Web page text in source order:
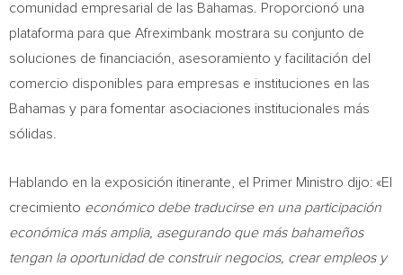
comunidad empresarial de las Bahamas. Proporcionó una
plataforma para que Afreximbank mostrara su conjunto de
soluciones de financiación, asesoramiento y facilitación del
comercio disponibles para empresas e instituciones en las
Bahamas y para fomentar asociaciones institucionales más
sólidas.
Hablando en la exposición itinerante, el Primer Ministro dijo: «El
crecimiento económico debe traducirse en una participación
económica más amplia, asegurando que más bahameños
tengan la oportunidad de construir negocios, crear empleos y